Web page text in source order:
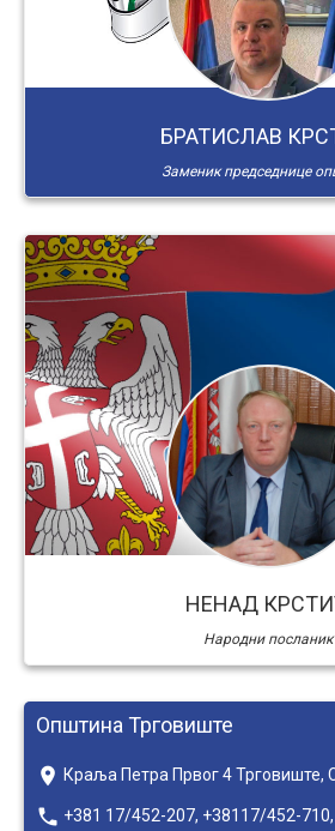
БРАТИСЛАВ
Заменик председнице
НЕНАД
Народни посланик
Општина Трговиште
place Краља Петра Првог 4 Трговиште,
local_phone +381 17/452-207, +38117/452-